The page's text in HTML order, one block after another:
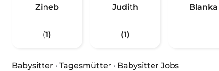
Zineb
(1)
Judith
(1)
Blanka
Babysitter · Tagesmütter · Babysitter Jobs